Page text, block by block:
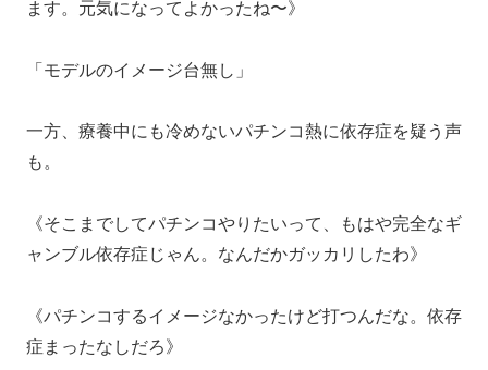
ます。元気になってよかったね〜》
「モデルのイメージ台無し」
一方、療養中にも冷めないパチンコ熱に依存症を疑う声
も。
《そこまでしてパチンコやりたいって、もはや完全なギ
ャンブル依存症じゃん。なんだかガッカリしたわ》
《パチンコするイメージなかったけど打つんだな。依存
症まったなしだろ》